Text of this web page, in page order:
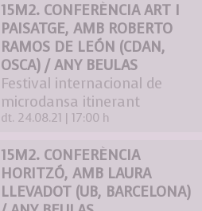
15M2. CONFERÈNCIA ART I
PAISATGE, AMB ROBERTO
RAMOS DE LEÓN (CDAN,
OSCA) / ANY BEULAS
Festival internacional de
microdansa itinerant
dt. 24.08.21 17:00 h
15M2. CONFERÈNCIA
HORITZÓ, AMB LAURA
LLEVADOT (UB, BARCELONA)